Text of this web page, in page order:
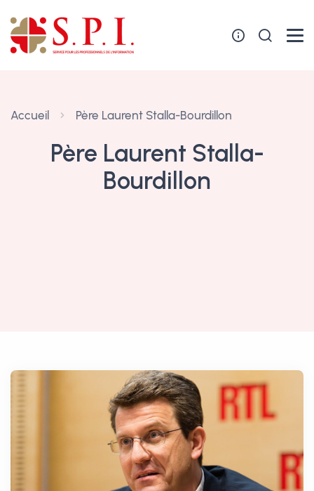
Accueil Père Laurent Stalla-Bourdillon
Père Laurent Stalla-
Bourdillon